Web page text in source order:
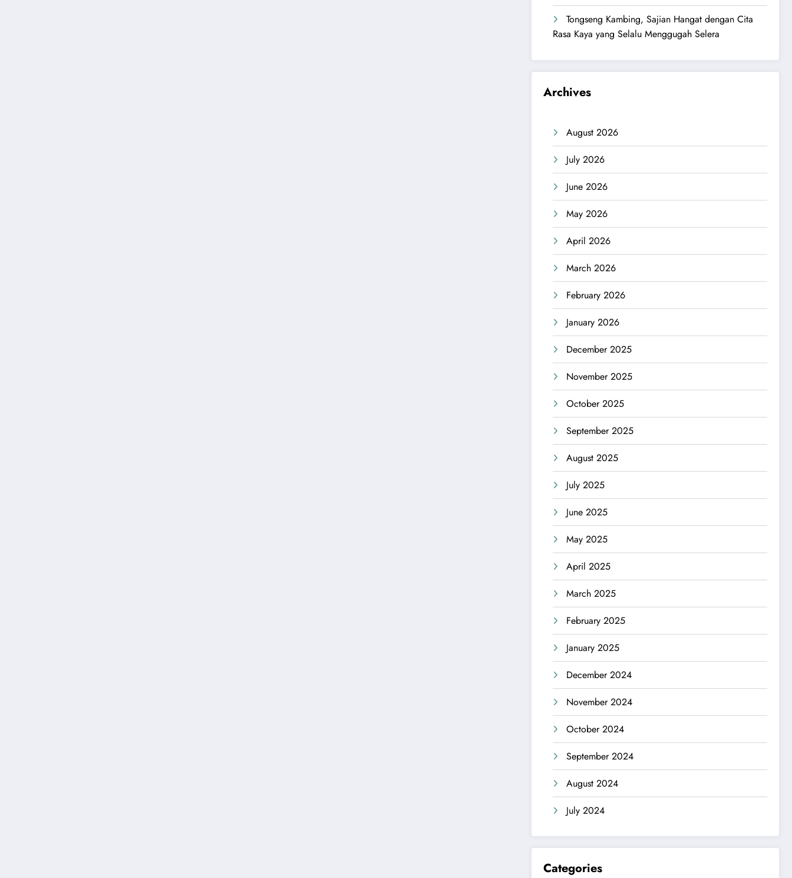
Tongseng Kambing, Sajian Hangat dengan Cita
Rasa Kaya yang Selalu Menggugah Selera
Archives
August 2026
July 2026
June 2026
May 2026
April 2026
March 2026
February 2026
January 2026
December 2025
November 2025
October 2025
September 2025
August 2025
July 2025
June 2025
May 2025
April 2025
March 2025
February 2025
January 2025
December 2024
November 2024
October 2024
September 2024
August 2024
July 2024
Categories